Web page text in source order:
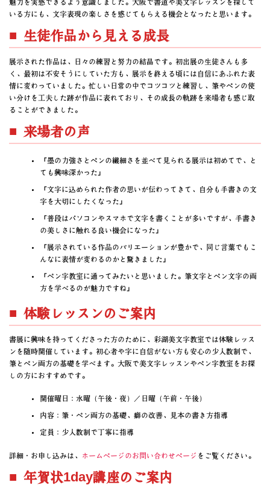
魅力を実感できるよう意識しました。大阪で書道や美文字レッスンを探して
いる方にも、文字表現の楽しさを感じてもらえる機会となったと思います。
■ 生徒作品から見える成長
展示された作品は、日々の練習と努力の結晶です。初出展の生徒さんも多
く、最初は不安そうにしていた方も、展示を終える頃には自信にあふれた表
情に変わっていました。忙しい日常の中でコツコツと練習し、筆やペンの使
い分けを工夫した跡が作品に表れており、その成長の軌跡を来場者も感じ取
ることができました。
■ 来場者の声
「墨の力強さとペンの繊細さを並べて見られる展示は初めてで、と
ても興味深かった」
「文字に込められた作者の思いが伝わってきて、自分も手書きの文
字を大切にしたくなった」
「普段はパソコンやスマホで文字を書くことが多いですが、手書き
の美しさに触れる良い機会になった」
「展示されている作品のバリエーションが豊かで、同じ言葉でもこ
んなに表情が変わるのかと驚きました」
「ペン字教室に通ってみたいと思いました。筆文字とペン文字の両
方を学べるのが魅力ですね」
■ 体験レッスンのご案内
書展に興味を持ってくださった方のために、彩湖美文字教室では体験レッス
ンを随時開催しています。初心者や字に自信がない方も安心の少人数制で、
筆とペン両方の基礎を学べます。大阪で美文字レッスンやペン字教室をお探
しの方におすすめです。
開催曜日：水曜（午後・夜）／日曜（午前・午後）
内容：筆・ペン両方の基礎、癖の改善、見本の書き方指導
定員：少人数制で丁寧に指導
詳細・お申し込みは、 ホームページのお問い合わせページ をご覧ください。
■ 年賀状1day講座のご案内